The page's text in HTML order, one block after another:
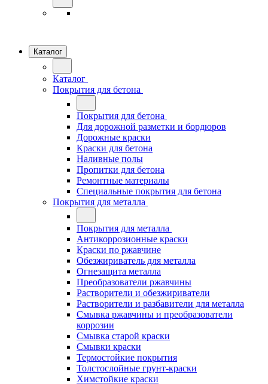
Каталог
Каталог
Покрытия для бетона
Покрытия для бетона
Для дорожной разметки и бордюров
Дорожные краски
Краски для бетона
Наливные полы
Пропитки для бетона
Ремонтные материалы
Специальные покрытия для бетона
Покрытия для металла
Покрытия для металла
Антикоррозионные краски
Краски по ржавчине
Обезжириватель для металла
Огнезащита металла
Преобразователи ржавчины
Растворители и обезжириватели
Растворители и разбавители для металла
Смывка ржавчины и преобразователи
коррозии
Смывка старой краски
Смывки краски
Термостойкие покрытия
Толстослойные грунт-краски
Химстойкие краски